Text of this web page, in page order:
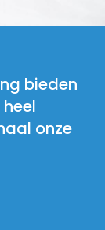
bieden
onze